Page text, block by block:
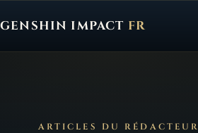
GENSHIN IMPACT FR
Genshin Impact FR, retour à l'accueil
ARTICLES DU RÉDACTEUR